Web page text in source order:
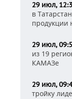
29 июл,
в
продукции
29 июл,
из 19
КАМАЗе
29 июл,
тройку